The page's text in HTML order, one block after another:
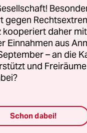
4- bis 5-
das
ein
mit
in
gegen
daher
Einnahmen aus
– an die
und
Schon dabei!